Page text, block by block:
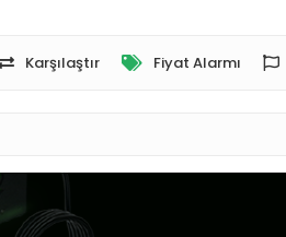
Karşılaştır Fiyat Alarmı